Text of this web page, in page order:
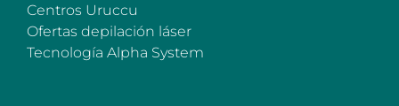
Centros Uruccu
Ofertas depilación láser
Tecnología Alpha System